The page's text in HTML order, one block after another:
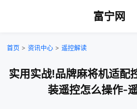
富宁网
首页 > 资讯中心 > 遥控解读
实用实战!品牌麻将机适配
装遥控怎么操作-